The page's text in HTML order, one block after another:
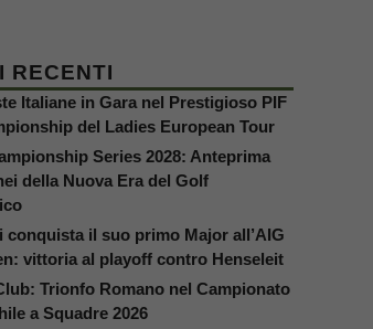
RECENTI
Italiane in Gara nel Prestigioso PIF
del Ladies European Tour
Series 2028: Anteprima
della Nuova Era del Golf
conquista il suo primo Major all’AIG
vittoria al playoff contro Henseleit
Trionfo Romano nel Campionato
a Squadre 2026